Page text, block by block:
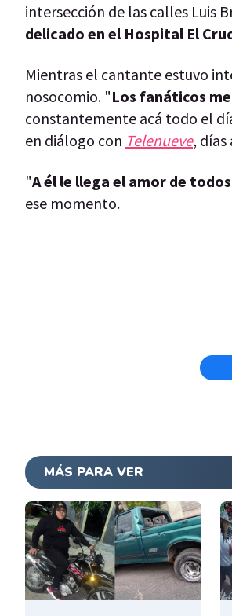
intersección de las calles Luis
delicado en el Hospital El
Mientras el cantante estuvo
nosocomio. "Los fanáticos
constantemente acá todo el
en diálogo con Telenueve, días
"A él le llega el amor de
ese momento.
MÁS PARA VER